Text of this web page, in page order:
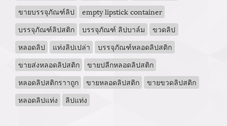
ขายบรรจุภัณฑ์ลิป
empty lipstick container
บรรจุภัณฑ์ลิปสติก
บรรจุภัณฑ์ ลิปบาล์ม
ขวดลิป
หลอดลิป
แท่งลิปเปล่า
บรรจุภัณฑ์หลอดลิปสติก
ขายส่งหลอดลิปสติก
ขายปลีกหลอดลิปสติก
หลอดลิปสติกราาถูก
ขายหลอดลิปสติก
ขายขวดลิปสติก
หลอดลิปแท่ง
ลิปแท่ง